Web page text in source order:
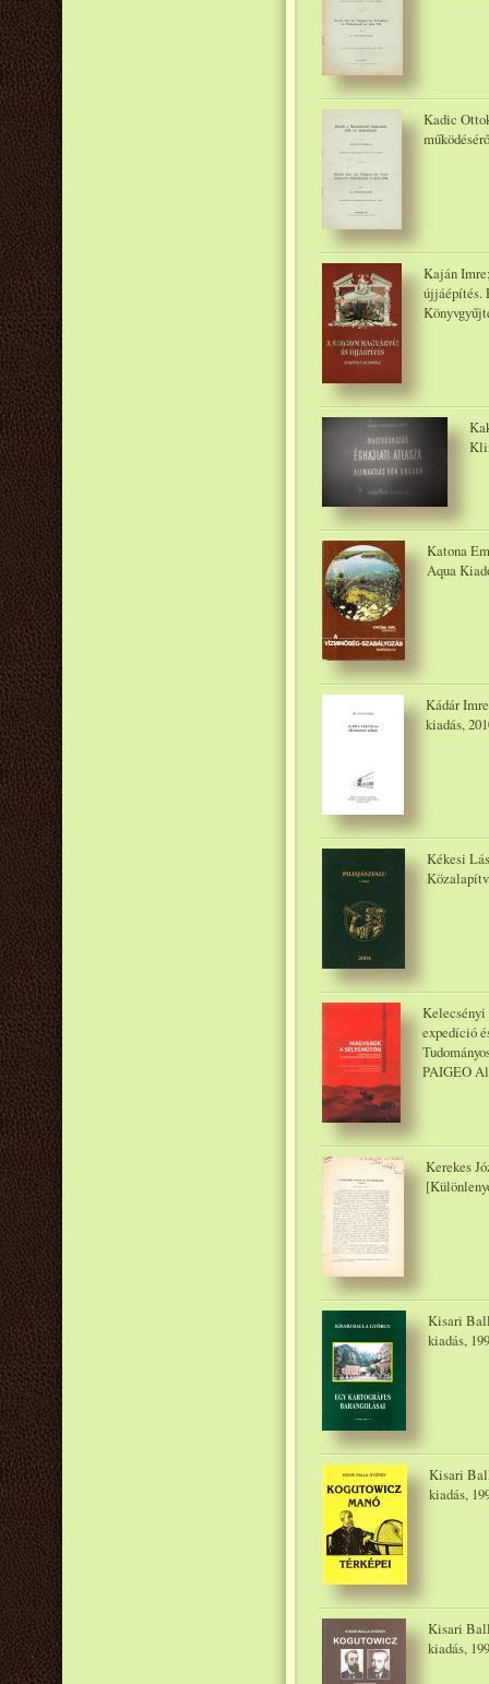
Kadic
Kaján
újjáépítés.
Katona
Aqua
Kádár
kiadás,
Kékesi
Kelecsényi
expedíció
PAIGEO
Kerekes
Kisari
kiadás,
Kisari
kiadás,
Kisari
kiadás,